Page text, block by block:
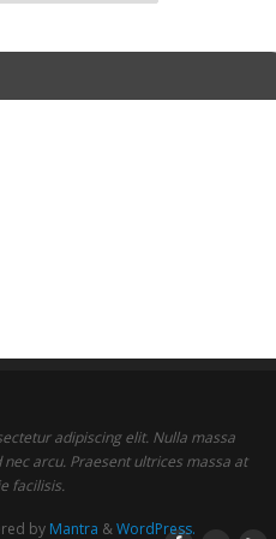
adipiscing elit. Nulla massa
arcu. Praesent ultrices massa at
facilisis.
by Mantra &WordPress.